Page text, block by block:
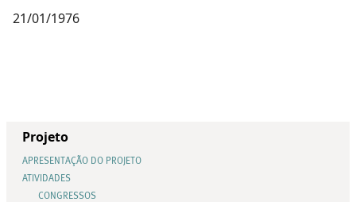
21/01/1976
Projeto
APRESENTAÇÃO DO PROJETO
ATIVIDADES
CONGRESSOS